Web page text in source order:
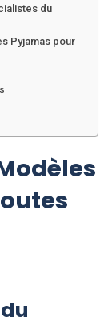
du
Pyjamas pour